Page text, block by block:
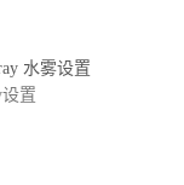
水雾设置
置